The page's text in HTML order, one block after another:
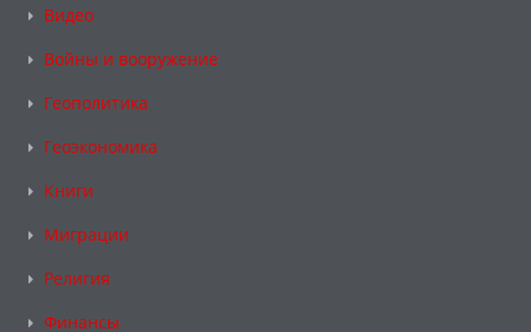
Видео
Войны и вооружение
Геополитика
Геоэкономика
Книги
Миграции
Религия
Финансы